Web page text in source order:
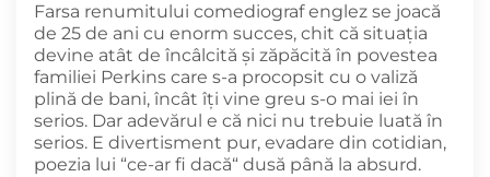
Farsa renumitului comediograf englez se joacă
de 25 de ani cu enorm succes, chit că situaţia
devine atât de încâlcită şi zăpăcită în povestea
familiei Perkins care s-a procopsit cu o valiză
plină de bani, încât îţi vine greu s-o mai iei în
serios. Dar adevărul e că nici nu trebuie luată în
serios. E divertisment pur, evadare din cotidian,
poezia lui “ce-ar fi dacă“ dusă până la absurd.